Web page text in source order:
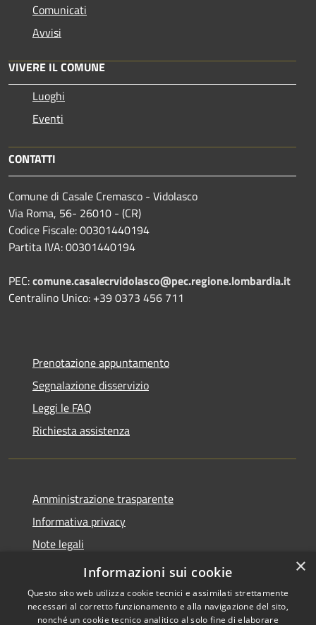
Comunicati
Avvisi
VIVERE IL COMUNE
Luoghi
Eventi
CONTATTI
Comune di Casale Cremasco - Vidolasco
Via Roma, 56- 26010 - (CR)
Codice Fiscale: 00301440194
Partita IVA: 00301440194
PEC:comune.casalecrvidolasco@pec.regione.lombardia.it
Centralino Unico: +39 0373 456 711
Prenotazione appuntamento
Segnalazione disservizio
Leggi le FAQ
Richiesta assistenza
Amministrazione trasparente
Informativa privacy
Note legali
Dichiarazione di accessibilità
×
Informazioni sui cookie
Questo sito web utilizza cookie tecnici e assimilati strettamente
necessari al corretto funzionamento e alla navigazione del sito,
nonché un cookie tecnico analitico al solo fine di elaborare